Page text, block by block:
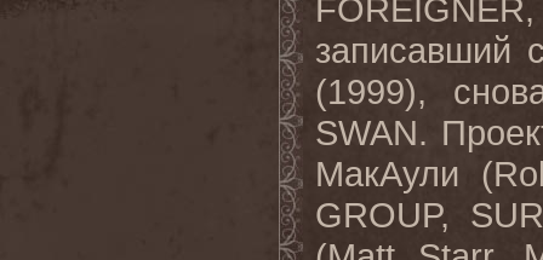
записавший
(1999),
SWAN.
МакАули
GROUP,